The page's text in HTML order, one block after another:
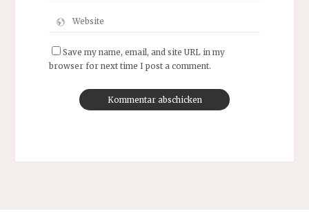
Save my name, email, and site URL in my
browser for next time I post a comment.